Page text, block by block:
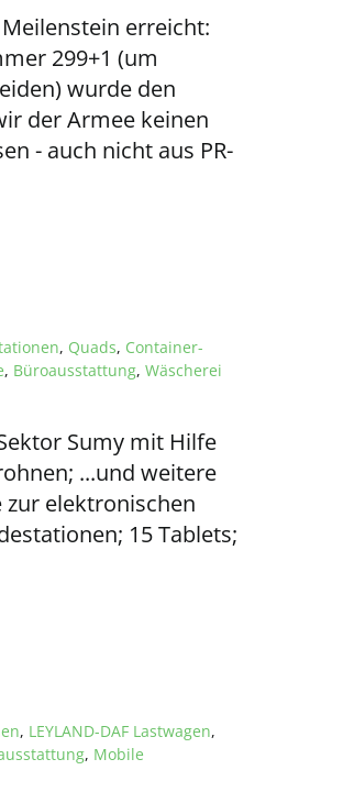
erreicht:
299+1 (um
wurde den
der Armee keinen
- auch nicht aus PR-
, Quads, Container-
, Büroausstattung, Wäscherei
Sumy mit Hilfe
...und weitere
zur elektronischen
15 Tablets;
, LEYLAND-DAF Lastwagen,
, Mobile